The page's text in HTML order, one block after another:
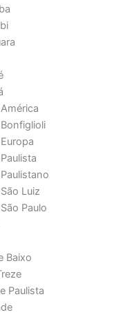
Luiz
Paulo
Baixo
Paulista